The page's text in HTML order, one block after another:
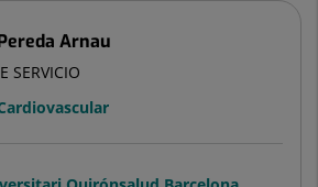
Arnau
SERVICIO